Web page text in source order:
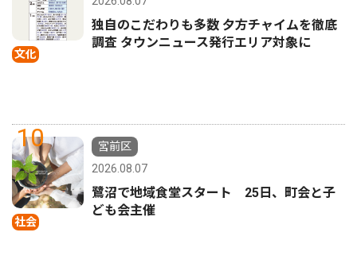
文化
独自のこだわりも多数 夕方チャイムを徹底
調査 タウンニュース発行エリア対象に
10
社会
宮前区
2026.08.07
鷺沼で地域食堂スタート 25日、町会と子
ども会主催